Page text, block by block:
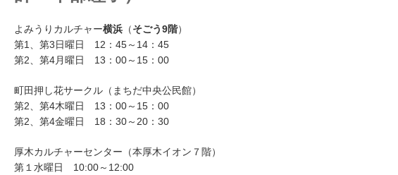
よみうりカルチャー横浜（そごう9階）
第1、第3日曜日 12：45～14：45
第2、第4月曜日 13：00～15：00
町田押し花サークル（まちだ中央公民館）
第2、第4木曜日 13：00～15：00
第2、第4金曜日 18：30～20：30
厚木カルチャーセンター（本厚木イオン７階）
第１水曜日 10:00～12:00